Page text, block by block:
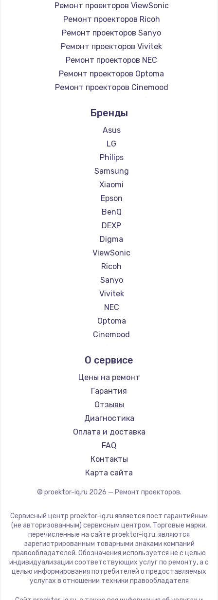
Ремонт проекторов ViewSonic
Ремонт проекторов Ricoh
Ремонт проекторов Sanyo
Ремонт проекторов Vivitek
Ремонт проекторов NEC
Ремонт проекторов Optoma
Ремонт проекторов Cinemood
Ремонт проекторов Barco
Ремонт проекторов Xgimi
Ремонт проекторов Canon
Ремонт проекторов JVC
Ремонт проекторов Casio
Ремонт проекторов Hiper
Ремонт проекторов HITACHI
Ремонт проекторов Panasonic
Ремонт проекторов Hisense
Бренды
Asus
LG
Philips
Samsung
Xiaomi
Epson
BenQ
DEXP
Digma
ViewSonic
Ricoh
Sanyo
Vivitek
NEC
Optoma
Cinemood
Barco
Xgimi
Canon
JVC
Casio
Hiper
HITACHI
Panasonic
Hisense
О сервисе
Цены на ремонт
Гарантия
Отзывы
Диагностика
Оплата и доставка
FAQ
Контакты
Карта сайта
© proektor-iq.ru 2026 — Ремонт проекторов.
Сервисный центр proektor-iq.ru является пост гарантийным
(не авторизованным) сервисным центром. Торговые марки,
перечисленные на сайте proektor-iq.ru, являются
зарегистрированным товарными знаками компаний
правообладателей. Обозначения используется не с целью
индивидуализации соответствующих услуг по ремонту, а с
целью информирования потребителей о предоставляемых
услугах в отношении техники правообладателя